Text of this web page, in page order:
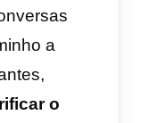
o texto que
como